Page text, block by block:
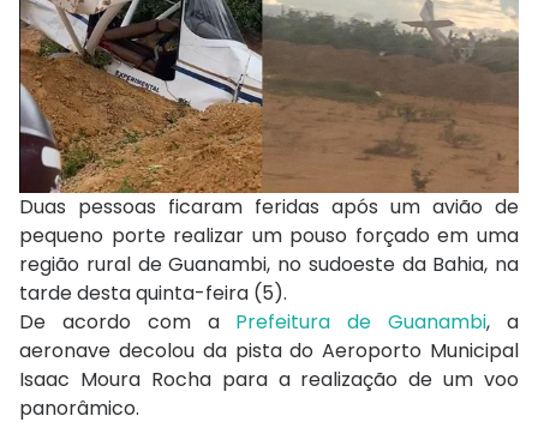
Duas pessoas ficaram feridas após um avião de
pequeno porte realizar um pouso forçado em uma
região rural de Guanambi, no sudoeste da Bahia, na
tarde desta quinta-feira (5).
De acordo com a Prefeitura de Guanambi, a
aeronave decolou da pista do Aeroporto Municipal
Isaac Moura Rocha para a realização de um voo
panorâmico.